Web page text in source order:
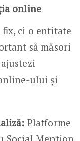
online
ci o entitate
să măsori
ului și
Platforme